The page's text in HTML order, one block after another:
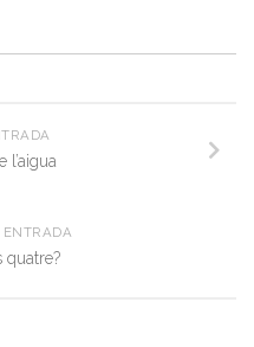
l’aigua
quatre?